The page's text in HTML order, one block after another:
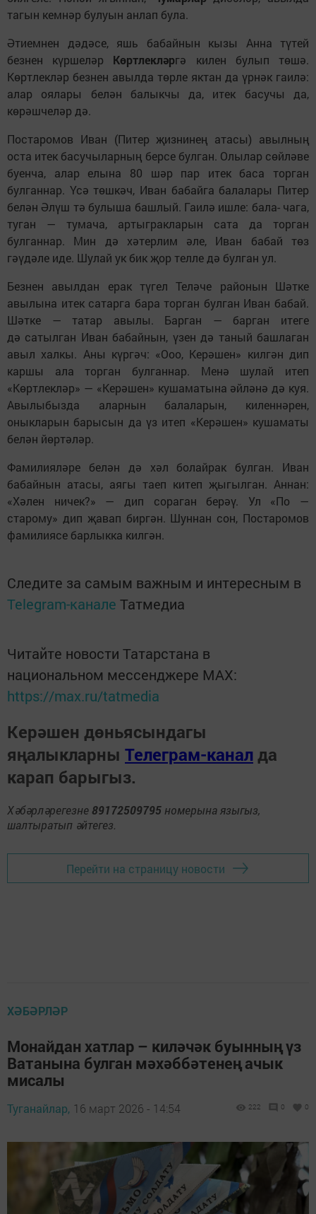
тагын кемнәр булуын анлап була.
Әтиемнен дәдәсе, яшь бабайнын кызы Анна түтей
безнен күршеләр Көртлекләргә килен булып төшә.
Көртлекләр безнен авылда төрле яктан да үрнәк гаилә:
алар оялары белән балыкчы да, итек басучы да,
көрәшчеләр дә.
Постаромов Иван (Питер җизнинең атасы) авылның
оста итек басучыларның берсе булган. Олылар сөйләве
буенча, алар елына 80 шәр пар итек баса торган
булганнар. Үсә төшкәч, Иван бабайга балалары Питер
белән Әлүш тә булыша башлый. Гаилә ишле: бала- чага,
туган — тумача, артыгракларын сата да торган
булганнар. Мин дә хәтерлим әле, Иван бабай төз
гәүдәле иде. Шулай ук бик җор телле дә булган ул.
Безнен авылдан ерак түгел Теләче районын Шәтке
авылына итек сатарга бара торган булган Иван бабай.
Шәтке — татар авылы. Барган — барган итеге
дә сатылган Иван бабайнын, үзен дә таный башлаган
авыл халкы. Аны күргәч: «Ооо, Керәшен» килгән дип
каршы ала торган булганнар. Менә шулай итеп
«Көртлекләр» — «Керәшен» кушаматына әйләнә дә куя.
Авылыбызда аларнын балаларын, киленнәрен,
оныкларын барысын да үз итеп «Керәшен» кушаматы
белән йөртәләр.
Фамилияләре белән дә хәл болайрак булган. Иван
бабайнын атасы, аягы таеп китеп җыгылган. Аннан:
«Хәлен ничек?» — дип сораган берәү. Ул «По —
старому» дип җавап биргән. Шуннан сон, Постаромов
фамилиясе барлыкка килгән.
Следите за самым важным и интересным в
Telegram-канале Татмедиа
Читайте новости Татарстана в
национальном мессенджере MАХ:
https://max.ru/tatmedia
Керәшен дөньясындагы
яңалыкларны Телеграм-канал да
карап барыгыз.
Хәбәрләрегезне 89172509795 номерына языгыз,
шалтыратып әйтегез.
Перейти на страницу новости
ХӘБӘРЛӘР
Монайдан хатлар – киләчәк буынның үз
Ватанына булган мәхәббәтенең ачык
мисалы
Туганайлар, 16 март 2026 - 14:54 222 0 0